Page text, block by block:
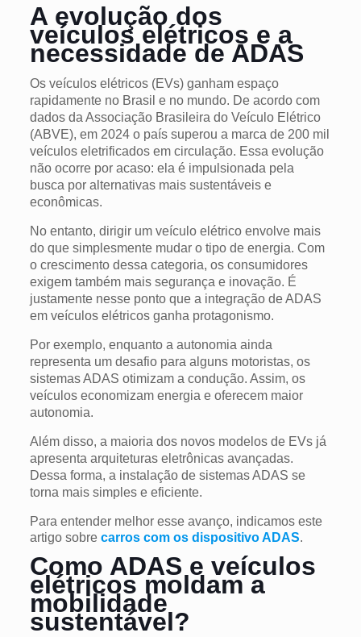
A evolução dos
veículos elétricos e a
necessidade de ADAS
Os veículos elétricos (EVs) ganham espaço
rapidamente no Brasil e no mundo. De acordo com
dados da Associação Brasileira do Veículo Elétrico
(ABVE), em 2024 o país superou a marca de 200 mil
veículos eletrificados em circulação. Essa evolução
não ocorre por acaso: ela é impulsionada pela
busca por alternativas mais sustentáveis e
econômicas.
No entanto, dirigir um veículo elétrico envolve mais
do que simplesmente mudar o tipo de energia. Com
o crescimento dessa categoria, os consumidores
exigem também mais segurança e inovação. É
justamente nesse ponto que a integração de ADAS
em veículos elétricos ganha protagonismo.
Por exemplo, enquanto a autonomia ainda
representa um desafio para alguns motoristas, os
sistemas ADAS otimizam a condução. Assim, os
veículos economizam energia e oferecem maior
autonomia.
Além disso, a maioria dos novos modelos de EVs já
apresenta arquiteturas eletrônicas avançadas.
Dessa forma, a instalação de sistemas ADAS se
torna mais simples e eficiente.
Para entender melhor esse avanço, indicamos este
artigo sobre carros com os dispositivo ADAS.
Como ADAS e veículos
elétricos moldam a
mobilidade
sustentável?